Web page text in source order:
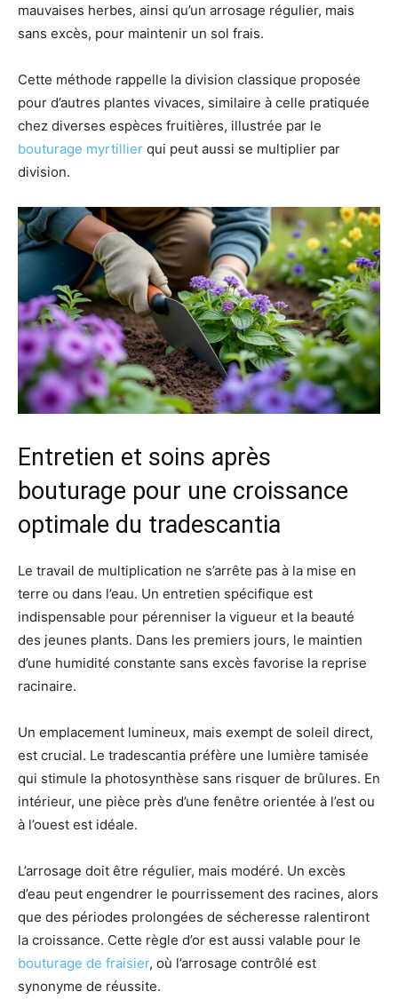
mauvaises herbes, ainsi qu’un arrosage régulier, mais
sans excès, pour maintenir un sol frais.
Cette méthode rappelle la division classique proposée
pour d’autres plantes vivaces, similaire à celle pratiquée
chez diverses espèces fruitières, illustrée par le
bouturage myrtillier qui peut aussi se multiplier par
division.
Entretien et soins après
bouturage pour une croissance
optimale du tradescantia
Le travail de multiplication ne s’arrête pas à la mise en
terre ou dans l’eau. Un entretien spécifique est
indispensable pour pérenniser la vigueur et la beauté
des jeunes plants. Dans les premiers jours, le maintien
d’une humidité constante sans excès favorise la reprise
racinaire.
Un emplacement lumineux, mais exempt de soleil direct,
est crucial. Le tradescantia préfère une lumière tamisée
qui stimule la photosynthèse sans risquer de brûlures. En
intérieur, une pièce près d’une fenêtre orientée à l’est ou
à l’ouest est idéale.
L’arrosage doit être régulier, mais modéré. Un excès
d’eau peut engendrer le pourrissement des racines, alors
que des périodes prolongées de sécheresse ralentiront
la croissance. Cette règle d’or est aussi valable pour le
bouturage de fraisier, où l’arrosage contrôlé est
synonyme de réussite.